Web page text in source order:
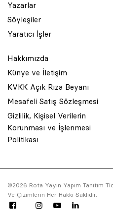
Yazarlar
Söyleşiler
Yaratıcı İşler
Hakkımızda
Künye ve İletişim
KVKK Açık Rıza Beyanı
Mesafeli Satış Sözleşmesi
Gizlilik, Kişisel Verilerin
Korunması ve İşlenmesi
Politikası
©2026 Rota Yayın Yapım Tanıtım
Ve Çizimlerin Her Hakkı Saklıdır.
© 2001 Rota Yayın Yapım
Ve Çizimlerin